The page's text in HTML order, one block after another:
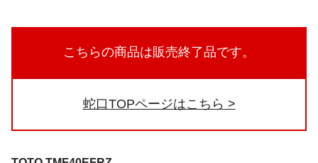
こちらの商品は販売終了品です。
蛇口TOPページはこちら